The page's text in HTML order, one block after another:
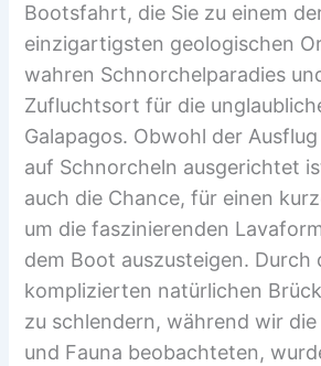
Bootsfahrt, die Sie zu einem
einzigartigsten geologischen
wahren Schnorchelparadies
Zufluchtsort für die
Galapagos. Obwohl der
auf Schnorcheln ausgerichtet
auch die Chance, für einen
um die faszinierenden
dem Boot auszusteigen. Durch
komplizierten natürlichen
zu schlendern, während wir die
und Fauna beobachteten,